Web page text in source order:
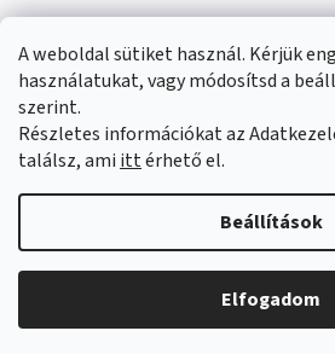
A weboldal sütiket használ. Kérjük
használatukat, vagy módosítsd a
szerint.
Részletes információkat az
találsz, ami ittérhető el.
Beállítások
Elfogadom
Shoptet
Sportfit.hu. Minden jog